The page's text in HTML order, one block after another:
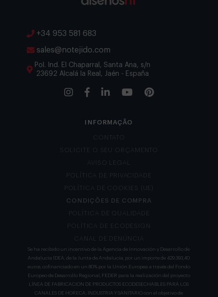
+34 953 581 683
sales@notejido.com
Pol. Ind. El Chaparral, Santa Ana, s/n
23692 Alcalá la Real, Jaén - España
INFORMAÇÃO
CONTATO
SOLICITE O SEU ORÇAMENTO
AVISO LEGAL
POLÍTICA DE PRIVACIDADE
POLÍTICA DE COOKIES (UE)
CONDIÇÕES DE COMPRA
POLÍTICA DE QUALIDADE
POLÍTICA DE ECODESIGN
CANAL DE DENÚNCIA
Se ha recibido un incentivo de la Agencia de Innovación y Desarrollo de
Andalucía IDEA, de la Junta de Andalucía, por un importe de 429.393,40
euros, cofinanciado en un 80% por la Unión Europea a través del Fondo
Europeo de Desarrollo Regional, FEDER para la realización del proyecto
LÍNEA DE FABRICACION DE PRODUCTOS ECODESECHABLES PARA LOS
CANALES DE HORECA, INDUSTRIA Y SANITARIO con el objetivo de